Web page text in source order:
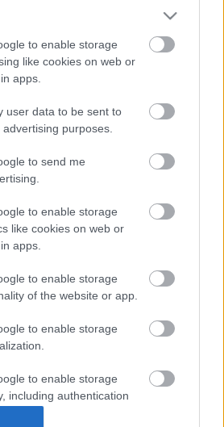
to enable storage
like cookies on web or
apps.
user data to be sent to
purposes.
to send me
to enable storage
like cookies on web or
apps.
to enable storage
of the website or app.
to enable storage
to enable storage
including authentication
a postaládákba költöző
védelme
II.: Mit jelent az 5. blokk új
a felülvizsgálat
az eső a Duna